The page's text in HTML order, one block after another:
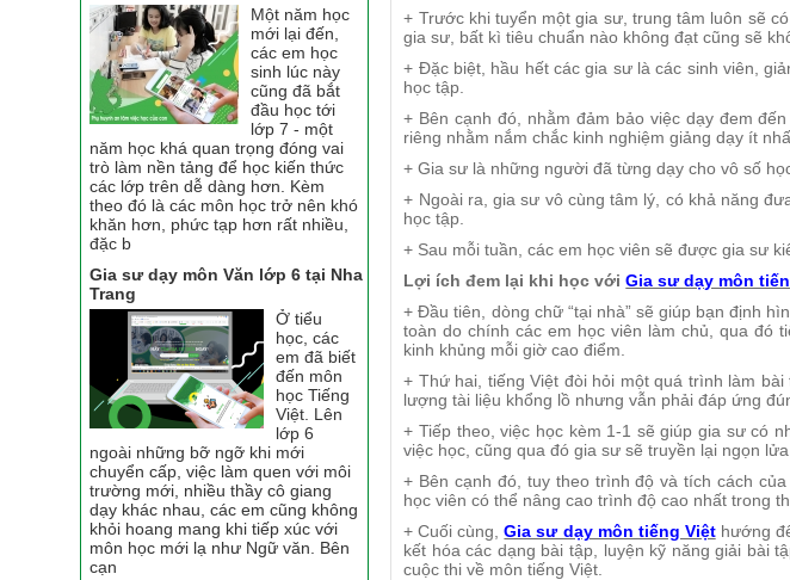
+ Trước khi tuyển một gia sư, trung tâm luôn sẽ
gia sư, bất kì tiêu chuẩn nào không đạt cũng sẽ
+ Đặc biệt, hầu hết các gia sư là các sinh viên,
học tập.
+ Bên cạnh đó, nhằm đảm bảo việc dạy đem
riêng nhằm nắm chắc kinh nghiệm giảng dạy ít
+ Gia sư là những người đã từng dạy cho vô số
+ Ngoài ra, gia sư vô cùng tâm lý, có khả năng
học tập.
+ Sau mỗi tuần, các em học viên sẽ được gia sư
Lợi ích đem lại khi học vớiGia sư dạy môn
+ Đầu tiên, dòng chữ “tại nhà” sẽ giúp bạn định
toàn do chính các em học viên làm chủ, qua đó
kinh khủng mỗi giờ cao điểm.
+ Thứ hai, tiếng Việt đòi hỏi một quá trình làm
lượng tài liệu khổng lồ nhưng vẫn phải đáp ứng
+ Tiếp theo, việc học kèm 1-1 sẽ giúp gia sư có
việc học, cũng qua đó gia sư sẽ truyền lại ngọn
+ Bên cạnh đó, tuy theo trình độ và tích cách
học viên có thể nâng cao trình độ cao nhất trong
+ Cuối cùng,Gia sư dạy môn tiếng Việthướng
kết hóa các dạng bài tập, luyện kỹ năng giải bài
cuộc thi về môn tiếng Việt.
Một năm học
mới lại đến,
các em học
sinh lúc này
cũng đã bắt
đầu học tới
lớp 7 - một
năm học khá quan trọng đóng vai
trò làm nền tảng để học kiến thức
các lớp trên dễ dàng hơn. Kèm
theo đó là các môn học trở nên khó
khăn hơn, phức tạp hơn rất nhiều,
đặc b
Gia sư dạy môn Văn lớp 6 tại Nha
Trang
Ở tiểu
học, các
em đã biết
đến môn
học Tiếng
Việt. Lên
lớp 6
ngoài những bỡ ngỡ khi mới
chuyển cấp, việc làm quen với môi
trường mới, nhiều thầy cô giang
dạy khác nhau, các em cũng không
khỏi hoang mang khi tiếp xúc với
môn học mới lạ như Ngữ văn. Bên
cạn